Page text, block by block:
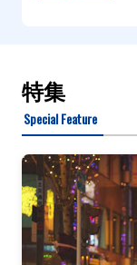
特集
Special Feature